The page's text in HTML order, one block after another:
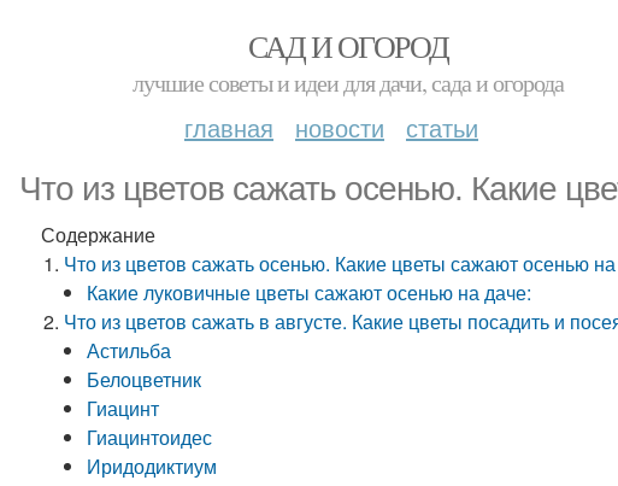
САД И ОГОРОД
лучшие советы и идеи для дачи, сада и огорода
главная новости статьи
Что из цветов сажать осенью. Какие
Содержание
Что из цветов сажать осенью. Какие цветы сажают осенью
Какие луковичные цветы сажают осенью на даче:
Что из цветов сажать в августе. Какие цветы посадить и
Астильба
Белоцветник
Гиацинт
Гиацинтоидес
Иридодиктиум